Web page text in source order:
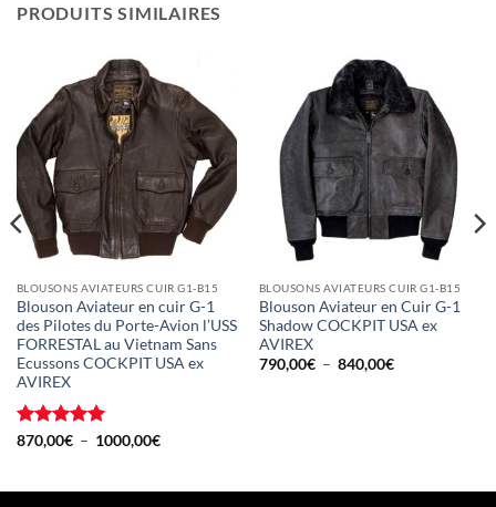
PRODUITS SIMILAIRES
BLOUSONS AVIATEURS CUIR G1-B15
Blouson Aviateur en cuir G-1
des Pilotes du Porte-Avion l’USS
FORRESTAL au Vietnam Sans
Ecussons COCKPIT USA ex
AVIREX
Note5sur
870,00€ – 1000,00€Plage
à
BLOUSONS AVIATEURS CUIR G1-B15
Blouson Aviateur en Cuir G-1
Shadow COCKPIT USA ex
AVIREX
790,00€ – 840,00€Plage